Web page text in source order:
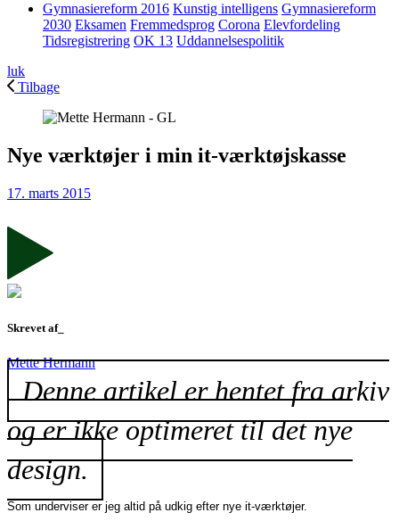
Gymnasiereform 2016 Kunstig intelligens Gymnasiereform
2030 Eksamen Fremmedsprog Corona Elevfordeling
Tidsregistrering OK 13 Uddannelsespolitik
luk
Tilbage
Nye værktøjer i min it-værktøjskasse
17. marts 2015
Skrevet af_
Mette Hermann
Denne artikel er hentet fra arkiv
og er ikke optimeret til det nye
design.
Som underviser er jeg altid på udkig efter nye it-værktøjer.